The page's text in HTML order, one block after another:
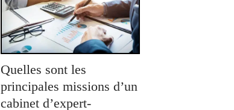
Quelles sont les
principales missions d’un
cabinet d’expert-